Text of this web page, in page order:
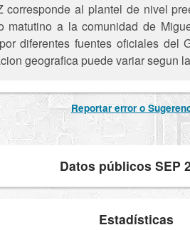
al plantel de nivel
matutino a la comunidad de
diferentes fuentes oficiales
geografica puede variar segun
Reportar error o
Datos públicos SEP
Estadísticas